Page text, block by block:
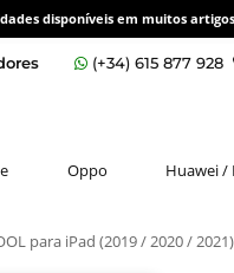
disponíveis em muitos
(+34) 615 877 928
Oppo Huawei /
para iPad (2019 / 2020 /